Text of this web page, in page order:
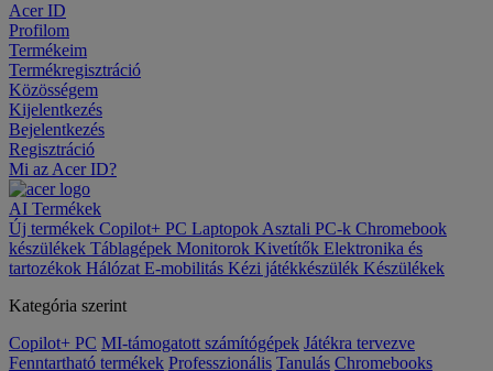
Acer ID
Profilom
Termékeim
Termékregisztráció
Közösségem
Kijelentkezés
Bejelentkezés
Regisztráció
Mi az Acer ID?
AI Termékek
Új termékek Copilot+ PC Laptopok Asztali PC-k Chromebook
készülékek Táblagépek Monitorok Kivetítők Elektronika és
tartozékok Hálózat E-mobilitás Kézi játékkészülék Készülékek
Kategória szerint
Copilot+ PC MI-támogatott számítógépek Játékra tervezve
Fenntartható termékek Professzionális Tanulás Chromebooks